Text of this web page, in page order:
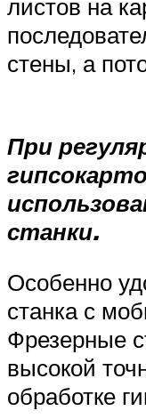
листов на
стены, а
При
станки.
Особенно
станка с
Фрезерные
высокой
обработке